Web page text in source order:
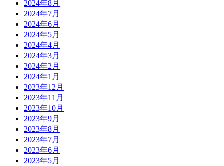
2024年8月
2024年7月
2024年6月
2024年5月
2024年4月
2024年3月
2024年2月
2024年1月
2023年12月
2023年11月
2023年10月
2023年9月
2023年8月
2023年7月
2023年6月
2023年5月